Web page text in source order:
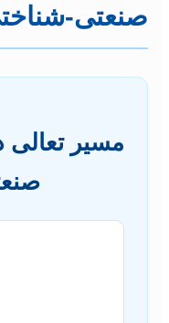
صنعتی-
مسیر تعالی